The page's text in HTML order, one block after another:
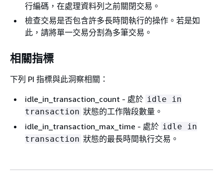
行編碼，在處理資料列之前關閉交易。
檢查交易是否包含許多長時間執行的操作。若是如
此，請將單一交易分割為多筆交易。
相關指標
下列 PI 指標與此洞察相關：
idle_in_transaction_count - 處於 idle in
transaction 狀態的工作階段數量。
idle_in_transaction_max_time - 處於 idle in
transaction 狀態的最長時間執行交易。